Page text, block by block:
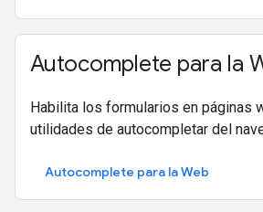
Autocomplete para la
Habilita los formularios en páginas
utilidades de autocompletar del
Autocomplete para la Web